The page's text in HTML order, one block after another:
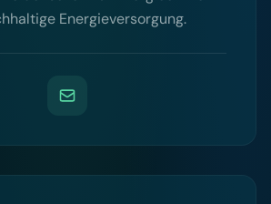
Energieversorgung.